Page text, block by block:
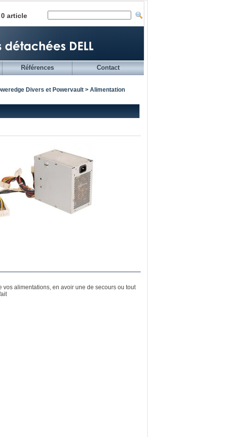
0 article
Références Contact
Divers et Powervault > Alimentation
alimentations, en avoir une de secours ou tout